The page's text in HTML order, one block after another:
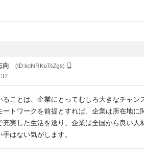
向
(ID:koNRKuTsZgs)
ことは、企業にとってむしろ大きなチャン
トワークを前提とすれば、企業は所在地に
実した生活を送り、企業は全国から良い人
はない気がします。